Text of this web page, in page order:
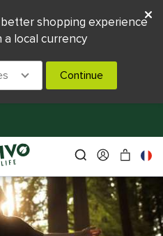
shopping experience
a local currency
Continue